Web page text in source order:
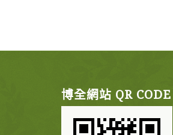
博全網站 QR CODE